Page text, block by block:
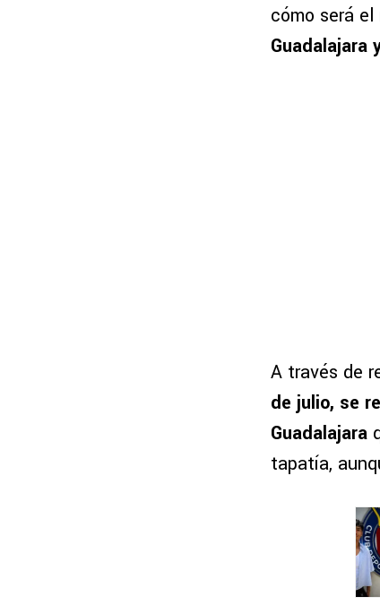
cómo será
Guadalajara
A través de
de julio, se
Guadalajara
tapatía,